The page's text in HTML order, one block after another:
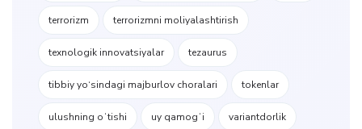
terrorizm terrorizmni moliyalashtirish
texnologik innovatsiyalar tezaurus
tibbiy yo‘sindagi majburlov choralari tokenlar
ulushning oʻtishi uy qamogʻi variantdorlik